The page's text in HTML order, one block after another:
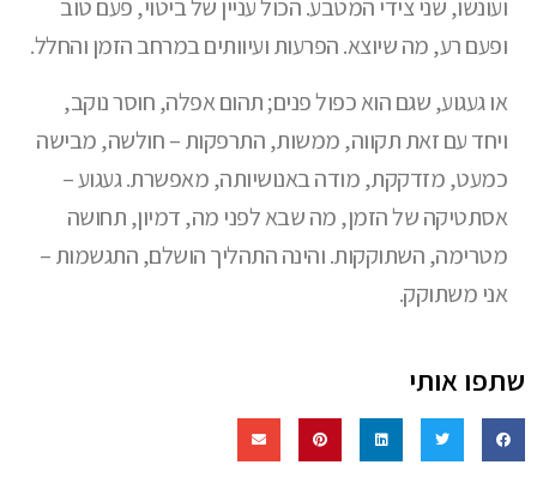
ועונשו, שני צידי המטבע. הכול עניין של ביטוי, פעם טוב
ופעם רע, מה שיוצא. הפרעות ועיוותים במרחב הזמן והחלל.
או געגוע, שגם הוא כפול פנים; תהום אפלה, חוסר נוקב,
ויחד עם זאת תקווה, ממשות, התרפקות – חולשה, מבישה
כמעט, מזדקקת, מודה באנושיותה, מאפשרת. געגוע –
אסתטיקה של הזמן, מה שבא לפני מה, דמיון, תחושה
מטרימה, השתוקקות. והינה התהליך הושלם, התגשמות –
אני משתוקק.
שתפו אותי